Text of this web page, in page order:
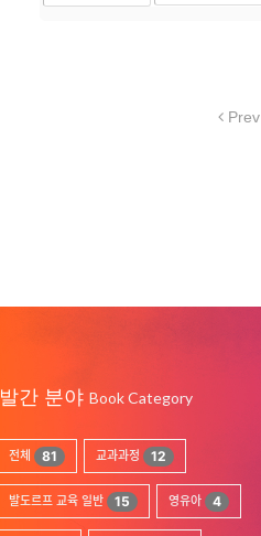
Prev
발간 분야 Book Category
전체 81 교과과정 12
발도르프 교육 일반 15 영유아 4